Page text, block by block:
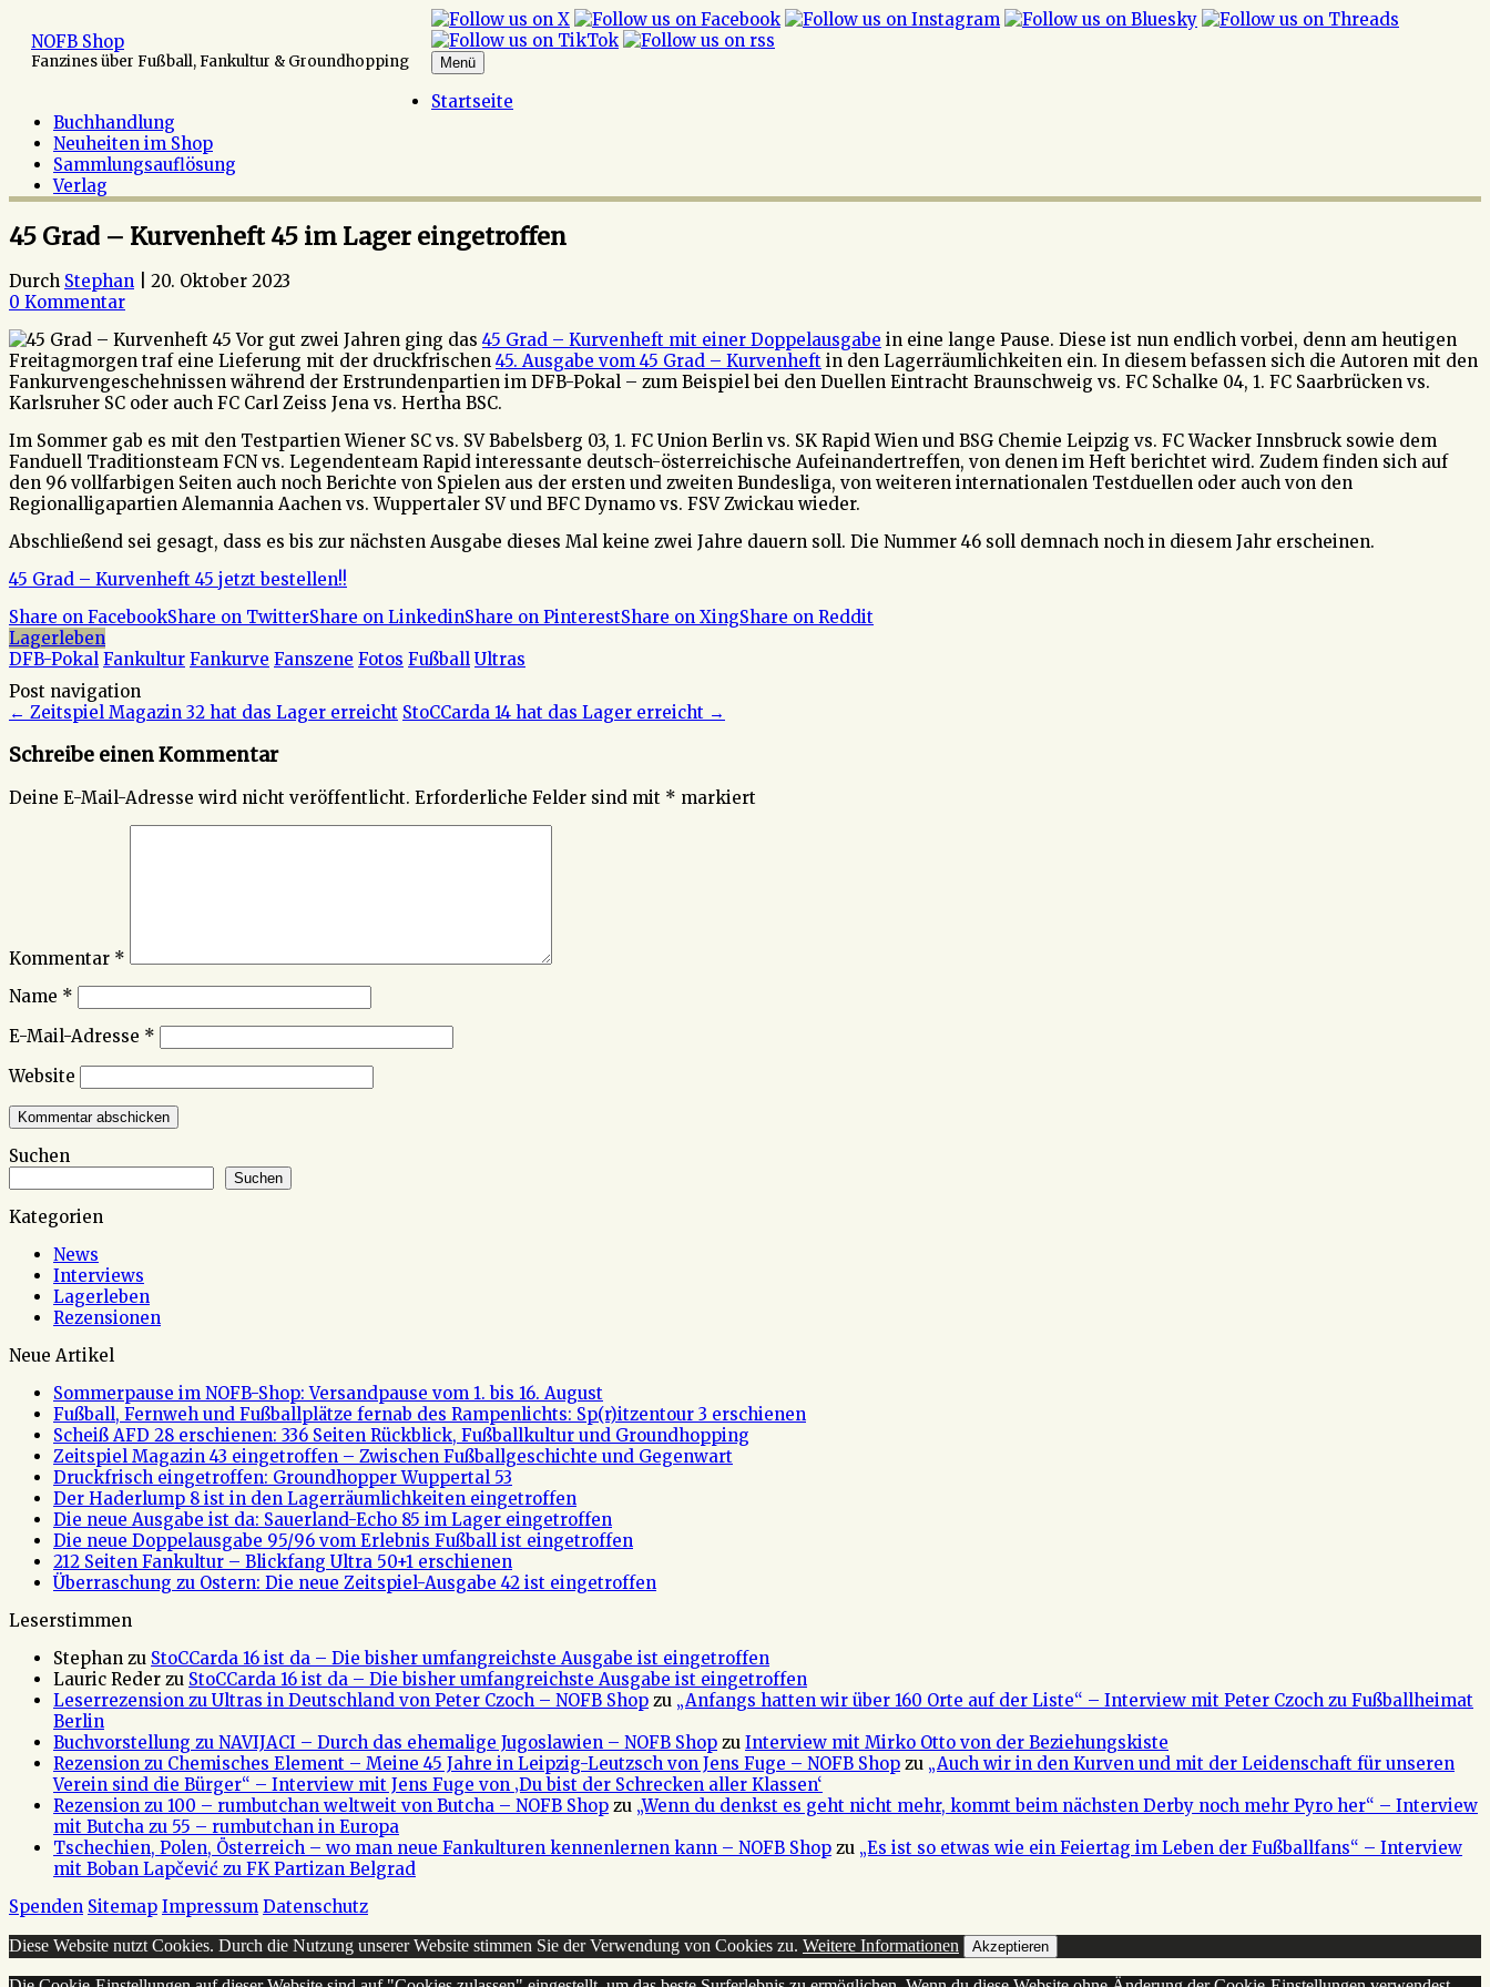
Inhalt
springen
NOFB Shop
Fanzines über Fußball, Fankultur & Groundhopping Menü
Startseite
Buchhandlung
Neuheiten im Shop
Sammlungsauflösung
Verlag
45 Grad – Kurvenheft 45 im Lager eingetroffen
Durch Stephan
20. Oktober 2023
0 Kommentar
Vor gut zwei Jahren ging das 45 Grad – Kurvenheft mit einer Doppelausgabe in eine lange Pause. Diese ist nun endlich vorbei, denn am heutigen
Freitagmorgen traf eine Lieferung mit der druckfrischen 45. Ausgabe vom 45 Grad – Kurvenheft in den Lagerräumlichkeiten ein. In diesem befassen sich die Autoren mit den
Fankurvengeschehnissen während der Erstrundenpartien im DFB-Pokal – zum Beispiel bei den Duellen Eintracht Braunschweig vs. FC Schalke 04, 1. FC Saarbrücken vs.
Karlsruher SC oder auch FC Carl Zeiss Jena vs. Hertha BSC.
Im Sommer gab es mit den Testpartien Wiener SC vs. SV Babelsberg 03, 1. FC Union Berlin vs. SK Rapid Wien und BSG Chemie Leipzig vs. FC Wacker Innsbruck sowie dem
Fanduell Traditionsteam FCN vs. Legendenteam Rapid interessante deutsch-österreichische Aufeinandertreffen, von denen im Heft berichtet wird. Zudem finden sich auf
den 96 vollfarbigen Seiten auch noch Berichte von Spielen aus der ersten und zweiten Bundesliga, von weiteren internationalen Testduellen oder auch von den
Regionalligapartien Alemannia Aachen vs. Wuppertaler SV und BFC Dynamo vs. FSV Zwickau wieder.
Abschließend sei gesagt, dass es bis zur nächsten Ausgabe dieses Mal keine zwei Jahre dauern soll. Die Nummer 46 soll demnach noch in diesem Jahr erscheinen.
45 Grad – Kurvenheft 45 jetzt bestellen!!
Share on FacebookShare on TwitterShare on LinkedinShare on PinterestShare on XingShare on Reddit
Lagerleben
DFB-Pokal Fankultur Fankurve Fanszene Fotos Fußball Ultras
Post navigation
← Zeitspiel Magazin 32 hat das Lager erreicht StoCCarda 14 hat das Lager erreicht →
Schreibe einen Kommentar
Deine E-Mail-Adresse wird nicht veröffentlicht. Erforderliche Felder sind mit * markiert
Kommentar *
Name *
E-Mail-Adresse *
Website
Suchen
Suchen
Kategorien
News
Interviews
Lagerleben
Rezensionen
Neue Artikel
Sommerpause im NOFB-Shop: Versandpause vom 1. bis 16. August
Fußball, Fernweh und Fußballplätze fernab des Rampenlichts: Sp(r)itzentour 3 erschienen
Scheiß AFD 28 erschienen: 336 Seiten Rückblick, Fußballkultur und Groundhopping
Zeitspiel Magazin 43 eingetroffen – Zwischen Fußballgeschichte und Gegenwart
Druckfrisch eingetroffen: Groundhopper Wuppertal 53
Der Haderlump 8 ist in den Lagerräumlichkeiten eingetroffen
Die neue Ausgabe ist da: Sauerland-Echo 85 im Lager eingetroffen
Die neue Doppelausgabe 95/96 vom Erlebnis Fußball ist eingetroffen
212 Seiten Fankultur – Blickfang Ultra 50+1 erschienen
Überraschung zu Ostern: Die neue Zeitspiel-Ausgabe 42 ist eingetroffen
Leserstimmen
Stephan zu StoCCarda 16 ist da – Die bisher umfangreichste Ausgabe ist eingetroffen
Lauric Reder zu StoCCarda 16 ist da – Die bisher umfangreichste Ausgabe ist eingetroffen
Leserrezension zu Ultras in Deutschland von Peter Czoch – NOFB Shop zu „Anfangs hatten wir über 160 Orte auf der Liste“ – Interview mit Peter Czoch zu Fußballheimat
Berlin
Buchvorstellung zu NAVIJACI – Durch das ehemalige Jugoslawien – NOFB Shop zu Interview mit Mirko Otto von der Beziehungskiste
Rezension zu Chemisches Element – Meine 45 Jahre in Leipzig-Leutzsch von Jens Fuge – NOFB Shop zu „Auch wir in den Kurven und mit der Leidenschaft für unseren
Verein sind die Bürger“ – Interview mit Jens Fuge von ‚Du bist der Schrecken aller Klassen‘
Rezension zu 100 – rumbutchan weltweit von Butcha – NOFB Shop zu „Wenn du denkst es geht nicht mehr, kommt beim nächsten Derby noch mehr Pyro her“ – Interview
mit Butcha zu 55 – rumbutchan in Europa
Tschechien, Polen, Österreich – wo man neue Fankulturen kennenlernen kann – NOFB Shop zu „Es ist so etwas wie ein Feiertag im Leben der Fußballfans“ – Interview
mit Boban Lapčević zu FK Partizan Belgrad
Spenden Sitemap Impressum Datenschutz
Diese Website nutzt Cookies. Durch die Nutzung unserer Website stimmen Sie der Verwendung von Cookies zu. Weitere Informationen Akzeptieren